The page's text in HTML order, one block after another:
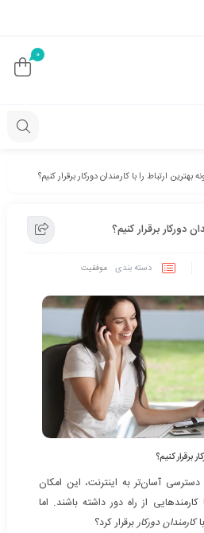
0
بهترین ارتباط را با کارمندان دورکار برقرار کنیم؟
دورکار برقرار کنیم؟
دسته بندی موفقیت
برقرار کنیم؟
آسان‌تر به اینترنت، این امکان
از راه دور داشته باشند. اما
باکارمندان دورکاربرقرار کرد؟